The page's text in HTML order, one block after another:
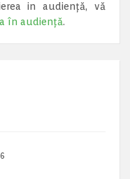
in audiență, vă
în audiență.